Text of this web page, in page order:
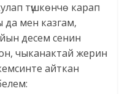
түшкөнчө карап
да мен казгам,
десем сенин
чыканактай жерин
айткан